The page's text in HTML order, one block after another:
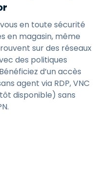
en toute sécurité
en magasin, même
sur des réseaux
des politiques
d’un accès
agent via RDP, VNC
disponible) sans